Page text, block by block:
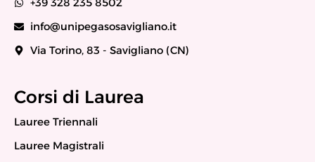
+39 328 235 8502
info@unipegasosavigliano.it
Via Torino, 83 - Savigliano (CN)
Corsi di Laurea
Lauree Triennali
Lauree Magistrali